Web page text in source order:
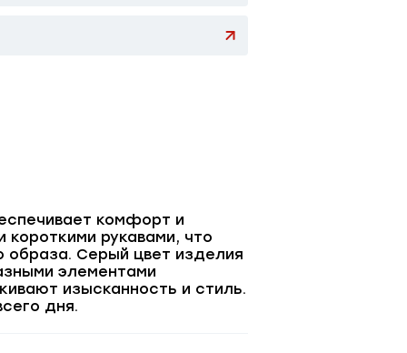
комфорт и
рукавами, что
Серый цвет изделия
элементами
изысканность и стиль.
дня.